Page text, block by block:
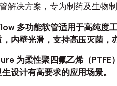
解决方案，专为制药及生物
多功能软管适用于高纯度
内壁光滑，支持高压灭菌，
为柔性聚四氟乙烯（PTFE
设计有高要求的应用场景。